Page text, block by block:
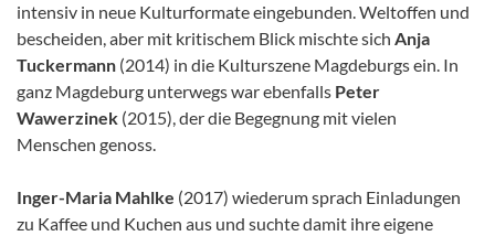
intensiv in neue Kulturformate eingebunden. Weltoffen und
bescheiden, aber mit kritischem Blick mischte sich Anja
Tuckermann (2014) in die Kulturszene Magdeburgs ein. In
ganz Magdeburg unterwegs war ebenfalls Peter
Wawerzinek (2015), der die Begegnung mit vielen
Menschen genoss.
Inger-Maria Mahlke (2017) wiederum sprach Einladungen
zu Kaffee und Kuchen aus und suchte damit ihre eigene